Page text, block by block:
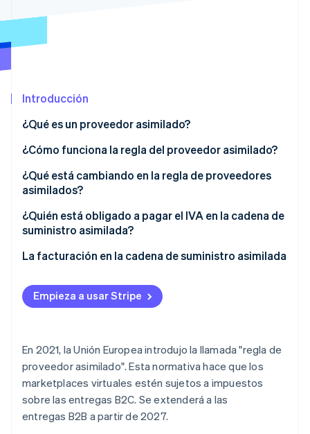
Introducción
¿Qué es un proveedor asimilado?
¿Qué es ViDA?
¿Cómo funciona la regla del proveedor asimilado?
¿Qué está cambiando en la regla de proveedores
asimilados?
¿Quién está obligado a pagar el IVA en la cadena de
suministro asimilada?
La facturación en la cadena de suministro asimilada
Empieza a usar Stripe
En 2021, la Unión Europea introdujo la llamada "regla de
proveedor asimilado". Esta normativa hace que los
marketplaces virtuales estén sujetos a impuestos
sobre las entregas B2C. Se extenderá a las
entregas B2B a partir de 2027.